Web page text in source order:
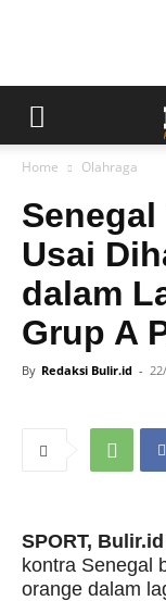
Home Olahraga
Usai
dalam
Grup A
By Redaksi Bulir.id -
SPORT,
kontra Senegal
orange dalam